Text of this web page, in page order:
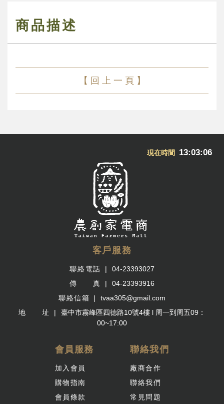
商品描述
【 回 上 一 頁 】
現在時間 13:03:06
客戶服務
聯絡電話
04-23393027
傳 真
04-23393916
聯絡信箱
tvaa305@gmail.com
地 址
臺中市霧峰區四德路10號4樓 l 周一到周五09：
00~17:00
會員服務
加入會員
購物指南
會員條款
聯絡我們
廠商合作
聯絡我們
常見問題